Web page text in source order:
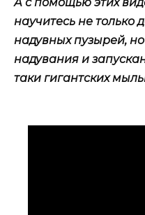
научитесь не только
надувных пузырей,
надувания и
таки гигантских